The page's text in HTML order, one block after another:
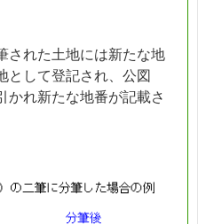
された土地には新たな地
として登記され、公図
かれ新たな地番が記載さ